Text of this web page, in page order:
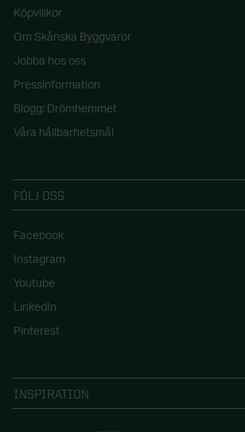
Köpvillkor
Om Skånska Byggvaror
Jobba hos oss
Pressinformation
Blogg: Drömhemmet
Våra hållbarhetsmål
FÖLJ OSS
Facebook
Instagram
Youtube
LinkedIn
Pinterest
INSPIRATION